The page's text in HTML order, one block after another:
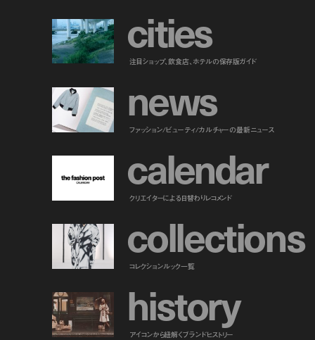
cities
注目ショップ、飲食店、ホテルの保存版ガイド
news
ファッション/ビューティ/カルチャーの最新ニュース
calendar
クリエイターによる日替わりレコメンド
collections
コレクションルック一覧
history
アイコンから紐解くブランドヒストリー